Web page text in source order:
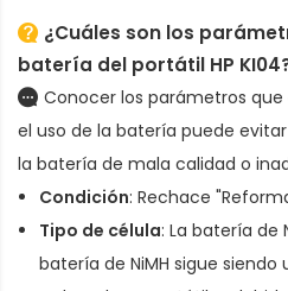
¿Cuáles son los
batería del portátil HP KI04
Conocer los parámetros
el uso de la batería puede
la batería de mala calidad o
Condición: Rechace
Tipo de célula: La batería de
batería de NiMH sigue